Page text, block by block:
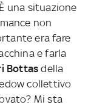
una situazione
non
era fare
e farla
Bottas della
collettivo
Mi sta